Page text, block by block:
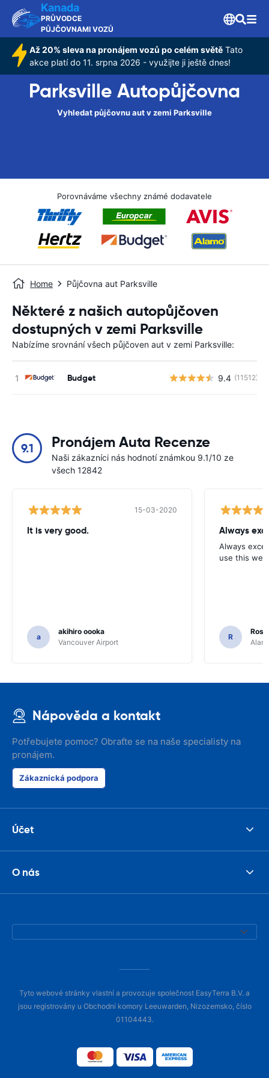
Kanada
PRŮVODCE
PŮJČOVNAMI VOZŮ
Až 20% sleva na pronájem vozů po celém světě Tato
akce platí do 11. srpna 2026 - využijte ji ještě dnes!
Parksville Autopůjčovna
Vyhledat půjčovnu aut v zemi Parksville
Porovnáváme všechny známé dodavatele
Home Půjčovna aut Parksville
Některé z našich autopůjčoven
dostupných v zemi Parksville
Nabízíme srovnání všech půjčoven aut v zemi Parksville:
Budget 9.4 (11512)
9.1 Pronájem Auta Recenze
Naši zákazníci nás hodnotí známkou 9.1/10 ze
všech 12842
15-03-2020
It is very good.
a
akihiro oooka
Vancouver Airport
Always
Always
use this
R
Nápověda a kontakt
Potřebujete pomoc? Obraťte se na naše specialisty na
pronájem.
Zákaznická podpora
Účet
O nás
Tyto webové stránky vlastní a provozuje společnost EasyTerra B.V. a
jsou registrovány u Obchodní komory Leeuwarden, Nizozemsko, číslo
01104443.